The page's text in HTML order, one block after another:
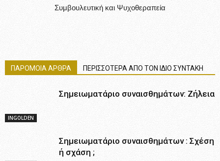
Συμβουλευτική και Ψυχοθεραπεία
ΠΑΡΟΜΟΙΑ ΑΡΘΡΑ ΠΕΡΙΣΣΟΤΕΡΑ ΑΠΟ ΤΟΝ ΙΔΙΟ ΣΥΝΤΑΚΗ
INGOLDEN
Σημειωματάριο συναισθημάτων: Zήλεια
Σημειωματάριο συναισθημάτων : Σχέση
ή σχάση ;